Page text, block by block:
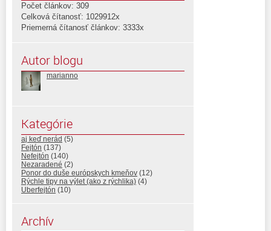
Počet článkov: 309
Celková čítanosť: 1029912x
Priemerná čítanosť článkov: 3333x
Autor blogu
marianno
Kategórie
aj keď nerád (5)
Fejtón (137)
Nefejtón (140)
Nezaradené (2)
Ponor do duše európskych kmeňov (12)
Rýchle tipy na výlet (ako z rýchlika) (4)
Uberfejtón (10)
Archív